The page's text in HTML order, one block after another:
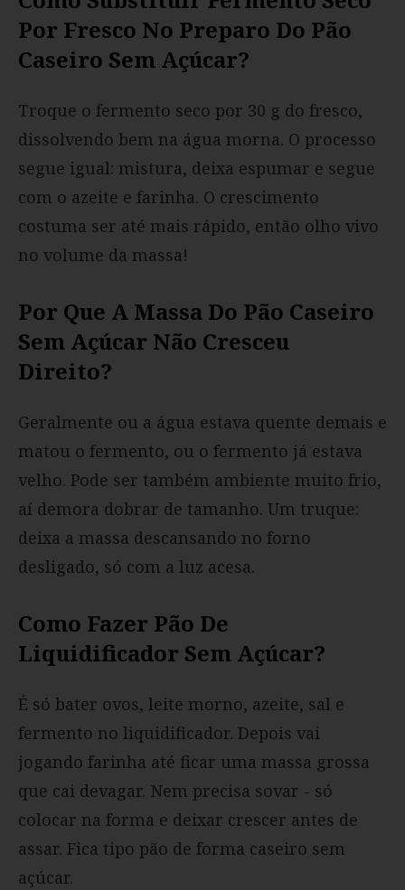
Por Fresco No Preparo Do Pão
Caseiro Sem Açúcar?
Troque o fermento seco por 30 g do fresco,
dissolvendo bem na água morna. O processo
segue igual: mistura, deixa espumar e segue
com o azeite e farinha. O crescimento
costuma ser até mais rápido, então olho vivo
no volume da massa!
Por Que A Massa Do Pão Caseiro
Sem Açúcar Não Cresceu
Direito?
Geralmente ou a água estava quente demais e
matou o fermento, ou o fermento já estava
velho. Pode ser também ambiente muito frio,
aí demora dobrar de tamanho. Um truque:
deixa a massa descansando no forno
desligado, só com a luz acesa.
Como Fazer Pão De
Liquidificador Sem Açúcar?
É só bater ovos, leite morno, azeite, sal e
fermento no liquidificador. Depois vai
jogando farinha até ficar uma massa grossa
que cai devagar. Nem precisa sovar - só
colocar na forma e deixar crescer antes de
assar. Fica tipo pão de forma caseiro sem
açúcar.